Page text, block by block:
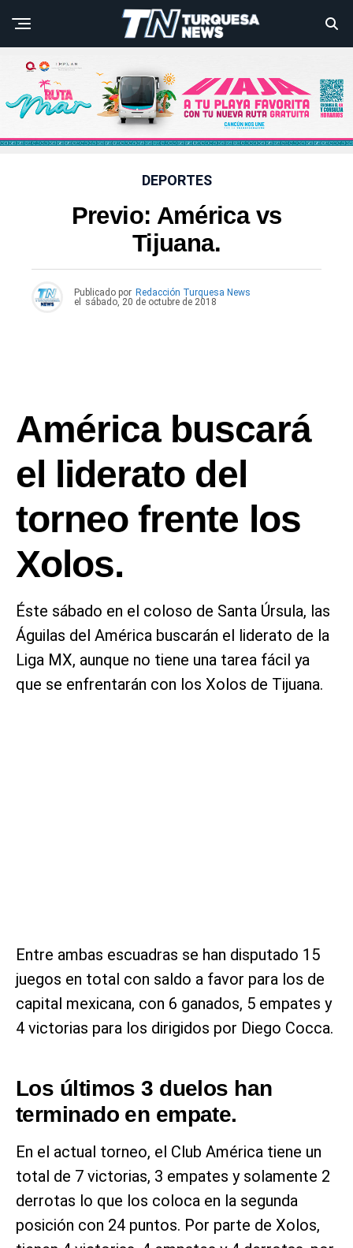
DEPORTES
Previo: América vs
Tijuana.
Publicado por Redacción Turquesa News
el
sábado, 20 de octubre de 2018
América buscará
el liderato del
torneo frente los
Xolos.
Éste sábado en el coloso de Santa Úrsula, las
Águilas del América buscarán el liderato de la
Liga MX, aunque no tiene una tarea fácil ya
que se enfrentarán con los Xolos de Tijuana.
Entre ambas escuadras se han disputado 15
juegos en total con saldo a favor para los de
capital mexicana, con 6 ganados, 5 empates y
4 victorias para los dirigidos por Diego Cocca.
Los últimos 3 duelos han
terminado en empate.
En el actual torneo, el Club América tiene un
total de 7 victorias, 3 empates y solamente 2
derrotas lo que los coloca en la segunda
posición con 24 puntos. Por parte de Xolos,